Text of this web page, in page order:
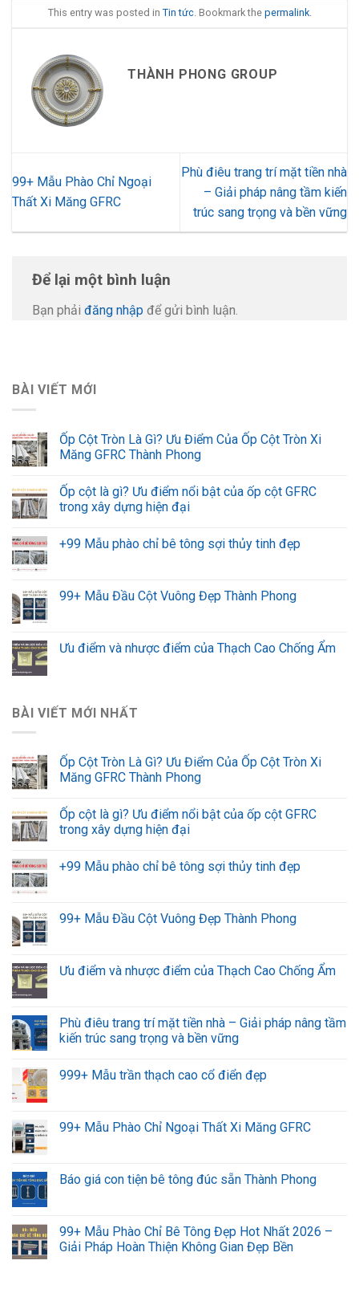
This entry was posted in Tin tức. Bookmark the permalink.
THÀNH PHONG GROUP
99+ Mẫu Phào Chỉ Ngoại
Thất Xi Măng GFRC
Phù điêu trang trí mặt tiền nhà
– Giải pháp nâng tầm kiến
trúc sang trọng và bền vững
Để lại một bình luận
Bạn phải đăng nhập để gửi bình luận.
BÀI VIẾT MỚI
Ốp Cột Tròn Là Gì? Ưu Điểm Của Ốp Cột Tròn Xi
Măng GFRC Thành Phong
Ốp cột là gì? Ưu điểm nổi bật của ốp cột GFRC
trong xây dựng hiện đại
+99 Mẫu phào chỉ bê tông sợi thủy tinh đẹp
99+ Mẫu Đầu Cột Vuông Đẹp Thành Phong
Ưu điểm và nhược điểm của Thạch Cao Chống Ẩm
BÀI VIẾT MỚI NHẤT
Ốp Cột Tròn Là Gì? Ưu Điểm Của Ốp Cột Tròn Xi
Măng GFRC Thành Phong
Ốp cột là gì? Ưu điểm nổi bật của ốp cột GFRC
trong xây dựng hiện đại
+99 Mẫu phào chỉ bê tông sợi thủy tinh đẹp
99+ Mẫu Đầu Cột Vuông Đẹp Thành Phong
Ưu điểm và nhược điểm của Thạch Cao Chống Ẩm
Phù điêu trang trí mặt tiền nhà – Giải pháp nâng tầm
kiến trúc sang trọng và bền vững
999+ Mẫu trần thạch cao cổ điển đẹp
99+ Mẫu Phào Chỉ Ngoại Thất Xi Măng GFRC
Báo giá con tiện bê tông đúc sẵn Thành Phong
99+ Mẫu Phào Chỉ Bê Tông Đẹp Hot Nhất 2026 –
Giải Pháp Hoàn Thiện Không Gian Đẹp Bền